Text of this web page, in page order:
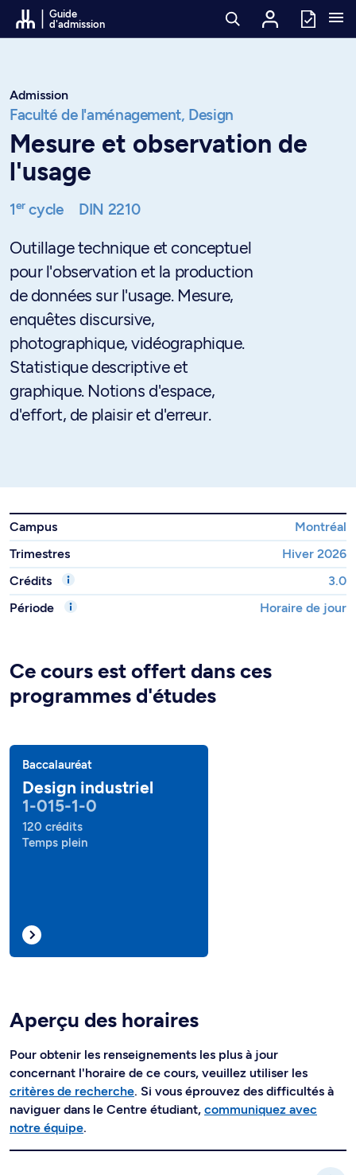
Passer au contenu
Guide
d'admission
Admission
Faculté de l'aménagement, Design
Mesure et observation de
l'usage
1ercycle DIN 2210
Outillage technique et conceptuel
pour l'observation et la production
de données sur l'usage. Mesure,
enquêtes discursive,
photographique, vidéographique.
Statistique descriptive et
graphique. Notions d'espace,
d'effort, de plaisir et d'erreur.
Campus
Montréal
Trimestres
Hiver 2026
Crédits
3.0
Période
Horaire de jour
Ce cours est offert dans ces
programmes d'études
Baccalauréat
Design industriel
1-015-1-0
120 crédits
Temps plein
Aperçu des horaires
Pour obtenir les renseignements les plus à jour
concernant l'horaire de ce cours, veuillez utiliser les
critères de recherche. Si vous éprouvez des difficultés à
naviguer dans le Centre étudiant, communiquez avec
notre équipe.